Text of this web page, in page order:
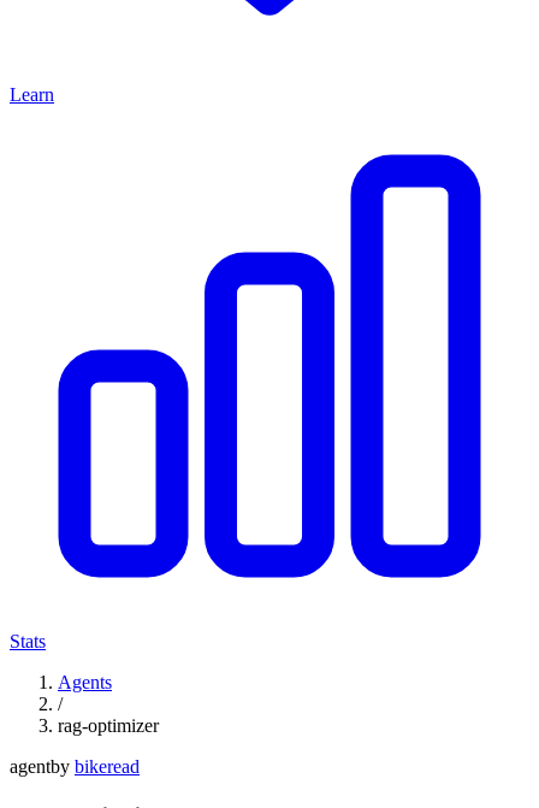
Learn
Stats
Agents
/
rag-optimizer
agentby bikeread